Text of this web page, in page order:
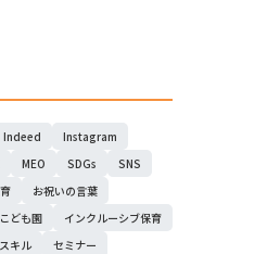
Indeed
Instagram
MEO SDGs
SNS
お祝いの言葉
こども園
インクルーシブ保育
スキル
セミナー